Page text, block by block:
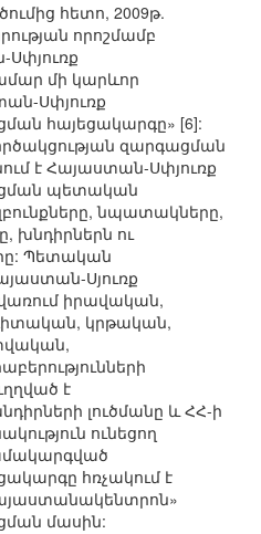
հետո, 2009թ.
որոշմամբ
Սփյուռք
մի կարևոր
Սփյուռք
հայեցակարգը» [6]:
զարգացման
է Հայաստան-Սփյուռք
պետական
նպատակները,
խնդիրներն ու
Պետական
Սյուռք
իրավական,
կրթական,
է
լուծմանը և ՀՀ-ի
ունեցող
հռչակում է
մասին: